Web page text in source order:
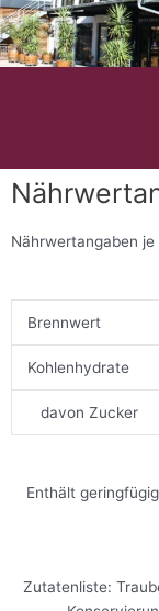
Zum
Inhalt
springen
Nährwertangaben je
Brennwert
Kohlenhydrate
davon Zucker
Enthält
Zutatenliste: